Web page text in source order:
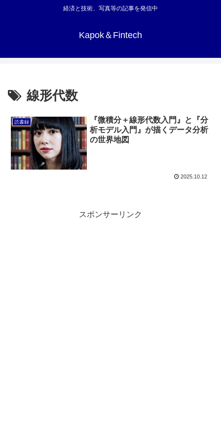
経済と技術、写真等の記事を発信中
Kapok＆Fintech
線形代数
読書録
『微積分＋線形代数入門』と『分
析モデル入門』が描くデータ分析
の世界地図
2025.10.12
スポンサーリンク